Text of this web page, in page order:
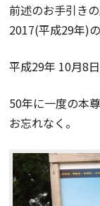
前述のお手引き
2017(平成29年)
平成29年 10月8
50年に一度の本
お忘れなく。